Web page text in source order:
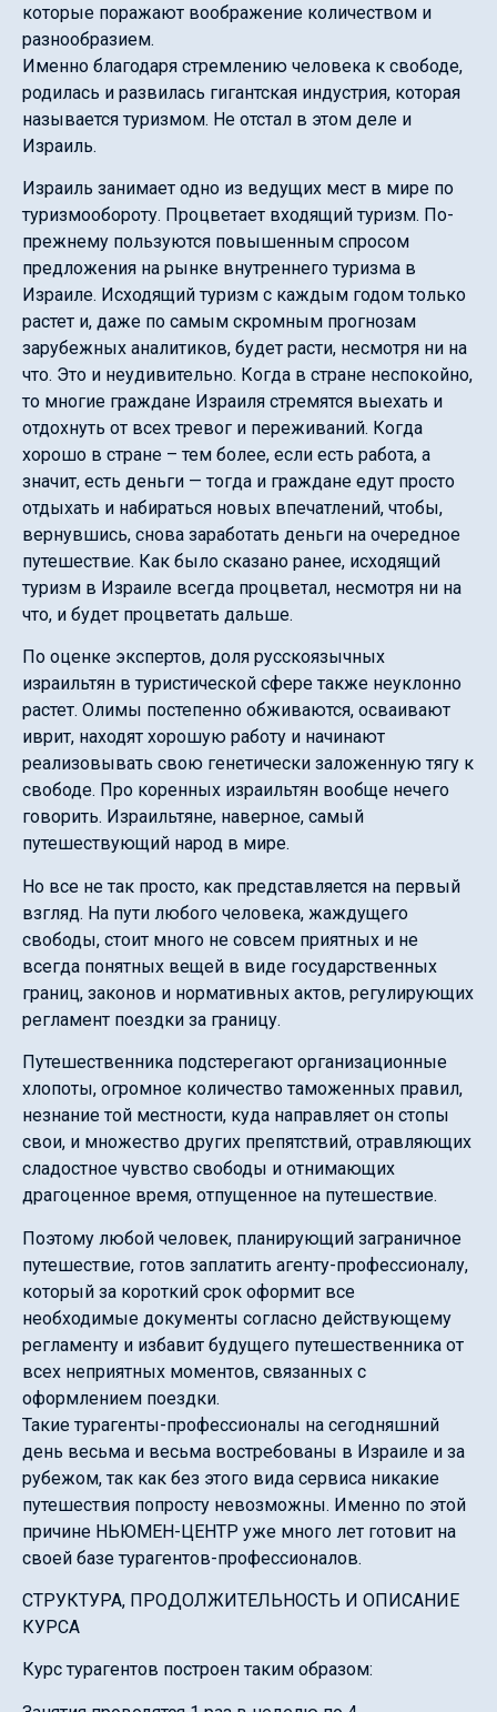
которые поражают воображение количеством и
разнообразием.
Именно благодаря стремлению человека к свободе,
родилась и развилась гигантская индустрия, которая
называется туризмом. Не отстал в этом деле и
Израиль.
Израиль занимает одно из ведущих мест в мире по
туризмообороту. Процветает входящий туризм. По-
прежнему пользуются повышенным спросом
предложения на рынке внутреннего туризма в
Израиле. Исходящий туризм с каждым годом только
растет и, даже по самым скромным прогнозам
зарубежных аналитиков, будет расти, несмотря ни на
что. Это и неудивительно. Когда в стране неспокойно,
то многие граждане Израиля стремятся выехать и
отдохнуть от всех тревог и переживаний. Когда
хорошо в стране – тем более, если есть работа, а
значит, есть деньги — тогда и граждане едут просто
отдыхать и набираться новых впечатлений, чтобы,
вернувшись, снова заработать деньги на очередное
путешествие. Как было сказано ранее, исходящий
туризм в Израиле всегда процветал, несмотря ни на
что, и будет процветать дальше.
По оценке экспертов, доля русскоязычных
израильтян в туристической сфере также неуклонно
растет. Олимы постепенно обживаются, осваивают
иврит, находят хорошую работу и начинают
реализовывать свою генетически заложенную тягу к
свободе. Про коренных израильтян вообще нечего
говорить. Израильтяне, наверное, самый
путешествующий народ в мире.
Но все не так просто, как представляется на первый
взгляд. На пути любого человека, жаждущего
свободы, стоит много не совсем приятных и не
всегда понятных вещей в виде государственных
границ, законов и нормативных актов, регулирующих
регламент поездки за границу.
Путешественника подстерегают организационные
хлопоты, огромное количество таможенных правил,
незнание той местности, куда направляет он стопы
свои, и множество других препятствий, отравляющих
сладостное чувство свободы и отнимающих
драгоценное время, отпущенное на путешествие.
Поэтому любой человек, планирующий заграничное
путешествие, готов заплатить агенту-профессионалу,
который за короткий срок оформит все
необходимые документы согласно действующему
регламенту и избавит будущего путешественника от
всех неприятных моментов, связанных с
оформлением поездки.
Такие турагенты-профессионалы на сегодняшний
день весьма и весьма востребованы в Израиле и за
рубежом, так как без этого вида сервиса никакие
путешествия попросту невозможны. Именно по этой
причине НЬЮМЕН-ЦЕНТР уже много лет готовит на
своей базе турагентов-профессионалов.
СТРУКТУРА, ПРОДОЛЖИТЕЛЬНОСТЬ И ОПИСАНИЕ
КУРСА
Курс турагентов построен таким образом: